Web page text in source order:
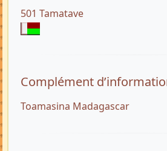
501 Tamatave
Complément
Toamasina Madagascar